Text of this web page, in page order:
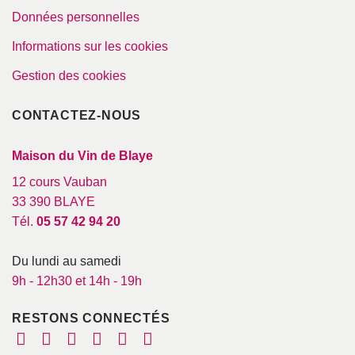
Données personnelles
Informations sur les cookies
Gestion des cookies
CONTACTEZ-NOUS
Maison du Vin de Blaye
12 cours Vauban
33 390 BLAYE
Tél. 05 57 42 94 20
Du lundi au samedi
9h - 12h30 et 14h - 19h
RESTONS CONNECTÉS